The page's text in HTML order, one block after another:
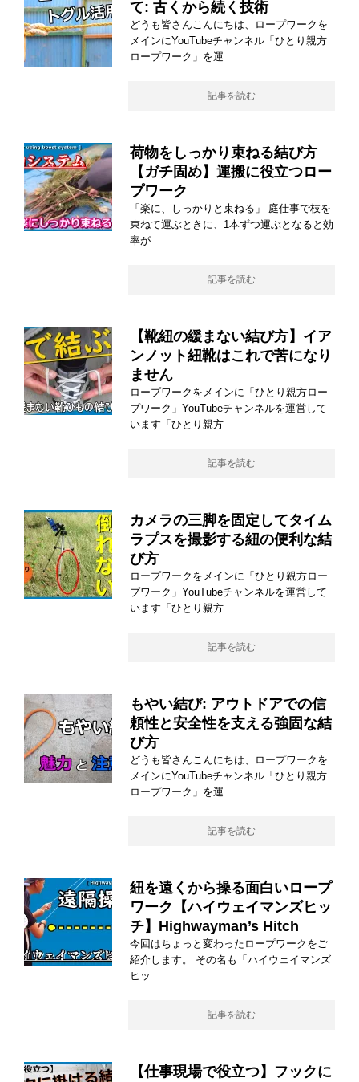
て: 古くから続く技術
どうも皆さんこんにちは、ロープワークを
メインにYouTubeチャンネル「ひとり親方
ロープワーク」を運
記事を読む
荷物をしっかり束ねる結び方
【ガチ固め】運搬に役立つロー
プワーク
「楽に、しっかりと束ねる」 庭仕事で枝を
束ねて運ぶときに、1本ずつ運ぶとなると効
率が
記事を読む
【靴紐の緩まない結び方】イア
ンノット紐靴はこれで苦になり
ません
ロープワークをメインに「ひとり親方ロー
プワーク」YouTubeチャンネルを運営して
います「ひとり親方
記事を読む
カメラの三脚を固定してタイム
ラプスを撮影する紐の便利な結
び方
ロープワークをメインに「ひとり親方ロー
プワーク」YouTubeチャンネルを運営して
います「ひとり親方
記事を読む
もやい結び: アウトドアでの信
頼性と安全性を支える強固な結
び方
どうも皆さんこんにちは、ロープワークを
メインにYouTubeチャンネル「ひとり親方
ロープワーク」を運
記事を読む
紐を遠くから操る面白いロープ
ワーク【ハイウェイマンズヒッ
チ】Highwayman’s Hitch
今回はちょっと変わったロープワークをご
紹介します。 その名も「ハイウェイマンズ
ヒッ
記事を読む
【仕事現場で役立つ】フックに